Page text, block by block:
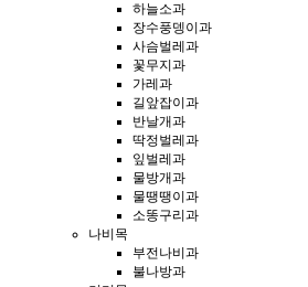
하늘소과
장수풍뎅이과
사슴벌레과
꽃무지과
가레과
길앞잡이과
반날개과
딱정벌레과
잎벌레과
물방개과
물땡땡이과
소똥구리과
나비목
부전나비과
불나방과